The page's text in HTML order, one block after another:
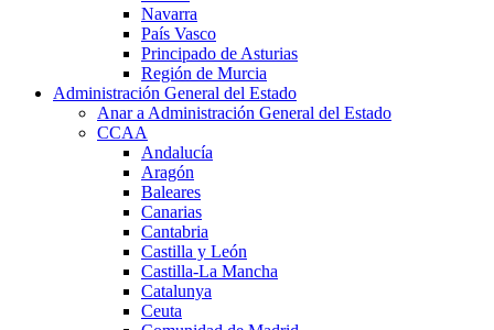
Navarra
País Vasco
Principado de Asturias
Región de Murcia
Administración General del Estado
Anar a Administración General del Estado
CCAA
Andalucía
Aragón
Baleares
Canarias
Cantabria
Castilla y León
Castilla-La Mancha
Catalunya
Ceuta